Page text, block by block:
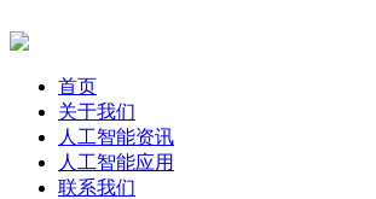
首页
关于我们
人工智能资讯
人工智能应用
联系我们